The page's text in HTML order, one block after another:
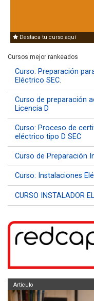
Destaca tu curso aquí
Cursos mejor rankeados
Curso: Preparación
Eléctrico SEC.
Curso de preparación
Licencia D
Curso: Proceso de
eléctrico tipo D SEC
Curso de Preparación
Curso: Instalaciones
CURSO INSTALADOR
Artículo